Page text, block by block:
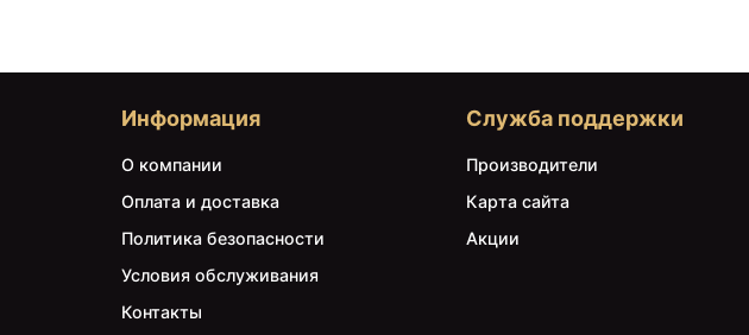
Информация
О компании
Оплата и доставка
Политика безопасности
Условия обслуживания
Контакты
Служба поддержки
Производители
Карта сайта
Акции